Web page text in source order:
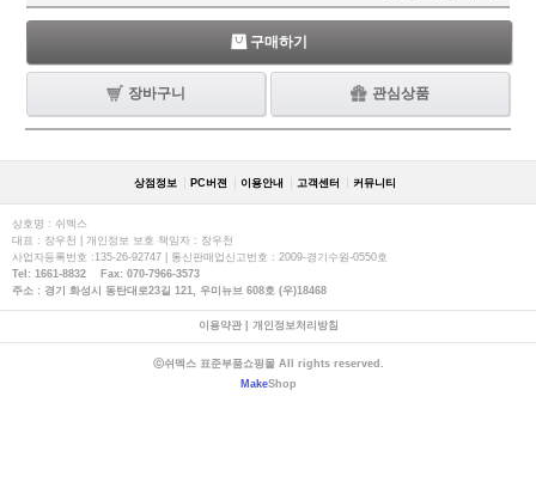
구매하기
장바구니 관심상품
상점정보 PC버젼 이용안내 고객센터 커뮤니티
상호명 : 쉬멕스
대표 : 장우천 | 개인정보 보호 책임자 : 장우천
사업자등록번호 :135-26-92747 | 통신판매업신고번호 : 2009-경기수원-0550호
Tel: 1661-8832 Fax: 070-7966-3573
주소 : 경기 화성시 동탄대로23길 121, 우미뉴브 608호 (우)18468
이용약관| 개인정보처리방침
ⓒ쉬멕스 표준부품쇼핑몰 All rights reserved.
MakeShop